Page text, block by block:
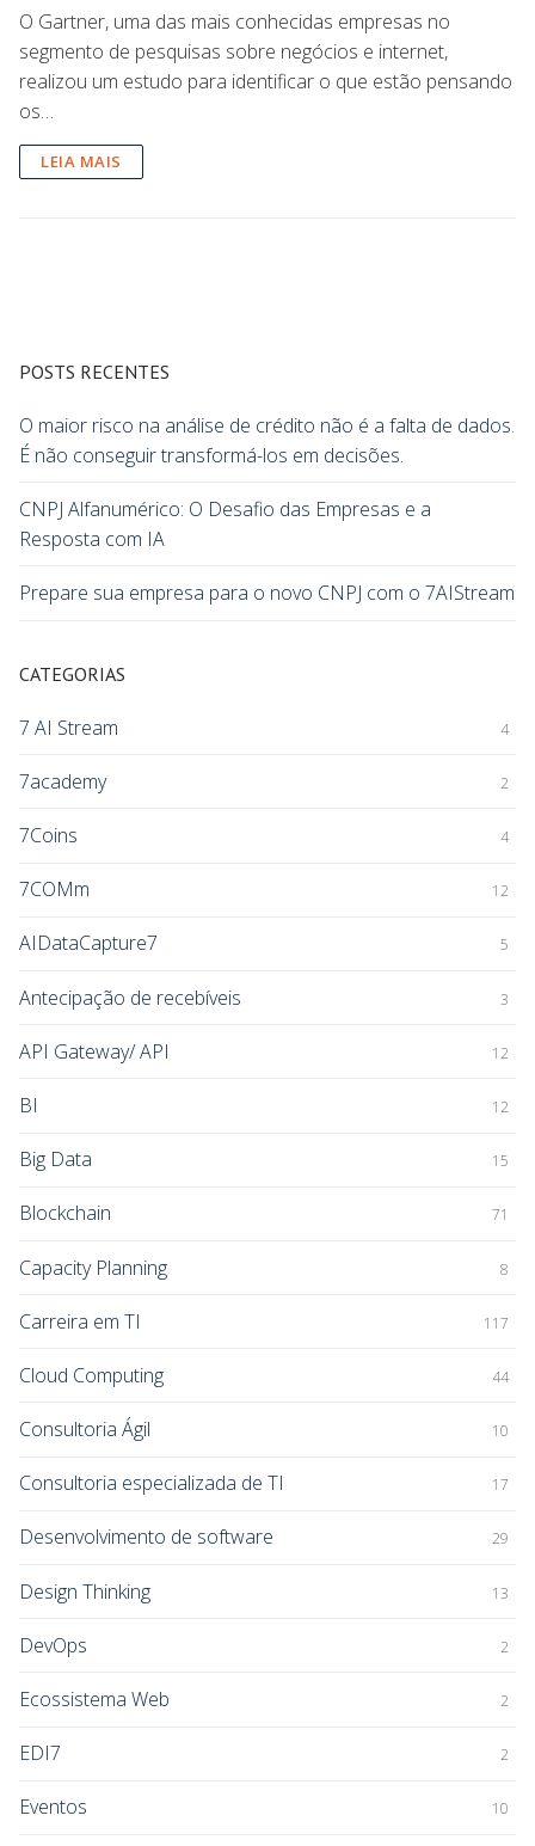
O Gartner, uma das mais conhecidas empresas no
segmento de pesquisas sobre negócios e internet,
realizou um estudo para identificar o que estão pensando
os…
LEIA MAIS
POSTS RECENTES
O maior risco na análise de crédito não é a falta de dados.
É não conseguir transformá-los em decisões.
CNPJ Alfanumérico: O Desafio das Empresas e a
Resposta com IA
Prepare sua empresa para o novo CNPJ com o 7AIStream
CATEGORIAS
7 AI Stream 4
7academy 2
7Coins 4
7COMm 12
AIDataCapture7 5
Antecipação de recebíveis 3
API Gateway/ API 12
BI 12
Big Data 15
Blockchain 71
Capacity Planning 8
Carreira em TI 117
Cloud Computing 44
Consultoria Ágil 10
Consultoria especializada de TI 17
Desenvolvimento de software 29
Design Thinking 13
DevOps 2
Ecossistema Web 2
EDI7 2
Eventos 10